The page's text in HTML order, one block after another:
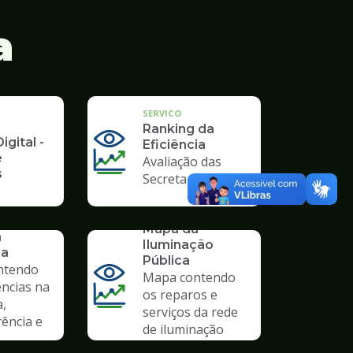
-
SERVICO
Ranking da
Eficiência
Avaliação das
Secretarias
na
e
Mapa da
Iluminação
Pública
Mapa contendo
os reparos e
serviços da rede
de iluminação